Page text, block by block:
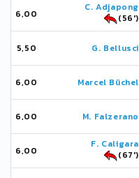
6,00
C. Adjapong
(56')
5,50 G. Bellusci
6,00 Marcel Büchel
6,00 M. Falzerano
6,00
F. Caligara
(67')